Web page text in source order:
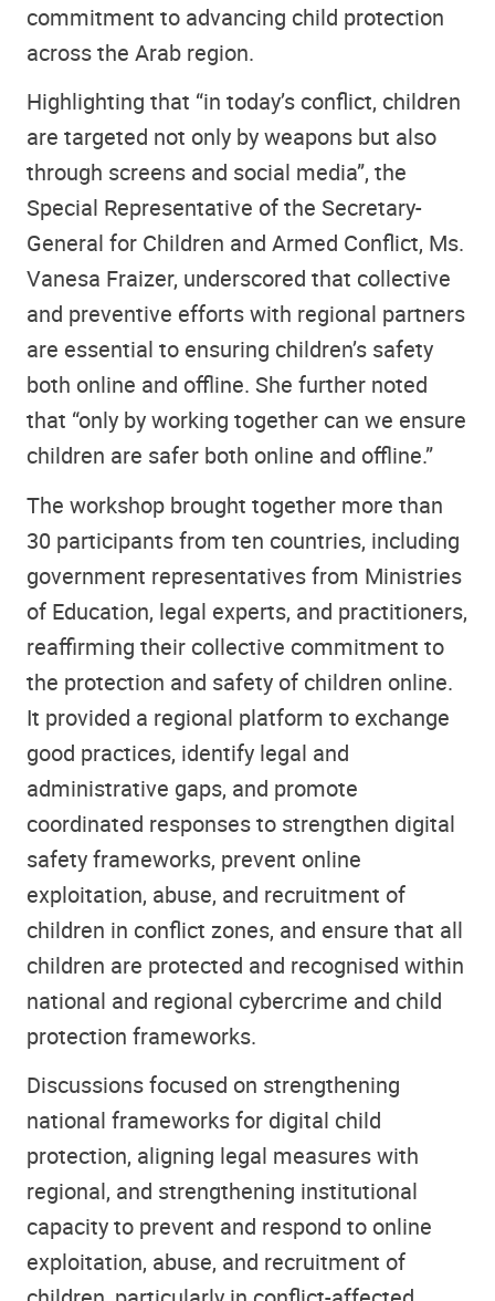
commitment to advancing child protection
across the Arab region.
Highlighting that “in today’s conflict, children
are targeted not only by weapons but also
through screens and social media”, the
Special Representative of the Secretary-
General for Children and Armed Conflict, Ms.
Vanesa Fraizer, underscored that collective
and preventive efforts with regional partners
are essential to ensuring children’s safety
both online and offline. She further noted
that “only by working together can we ensure
children are safer both online and offline.”
The workshop brought together more than
30 participants from ten countries, including
government representatives from Ministries
of Education, legal experts, and practitioners,
reaffirming their collective commitment to
the protection and safety of children online.
It provided a regional platform to exchange
good practices, identify legal and
administrative gaps, and promote
coordinated responses to strengthen digital
safety frameworks, prevent online
exploitation, abuse, and recruitment of
children in conflict zones, and ensure that all
children are protected and recognised within
national and regional cybercrime and child
protection frameworks.
Discussions focused on strengthening
national frameworks for digital child
protection, aligning legal measures with
regional, and strengthening institutional
capacity to prevent and respond to online
exploitation, abuse, and recruitment of